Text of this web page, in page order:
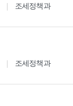
조세정책과
조세정책과